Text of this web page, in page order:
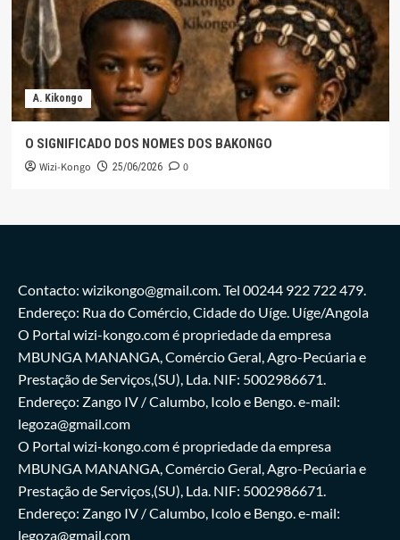
A. Kikongo
O SIGNIFICADO DOS NOMES DOS BAKONGO
Wizi-Kongo 25/06/2026 0
Contacto: wizikongo@gmail.com. Tel 00244 922 722 479.
Endereço: Rua do Comércio, Cidade do Uíge. Uíge/Angola
O Portal wizi-kongo.com é propriedade da empresa
MBUNGA MANANGA, Comércio Geral, Agro-Pecúaria e
Prestação de Serviços,(SU), Lda. NIF: 5002986671.
Endereço: Zango IV / Calumbo, Icolo e Bengo. e-mail:
legoza@gmail.com
O Portal wizi-kongo.com é propriedade da empresa
MBUNGA MANANGA, Comércio Geral, Agro-Pecúaria e
Prestação de Serviços,(SU), Lda. NIF: 5002986671.
Endereço: Zango IV / Calumbo, Icolo e Bengo. e-mail:
legoza@gmail.com